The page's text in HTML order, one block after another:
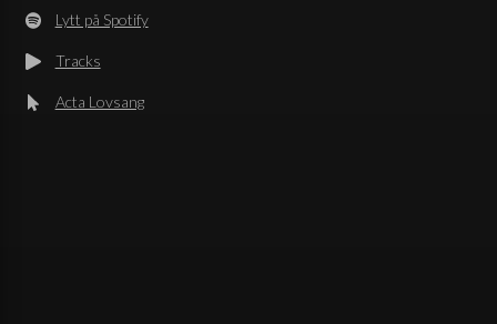
Lytt på Spotify
Tracks
Acta Lovsang